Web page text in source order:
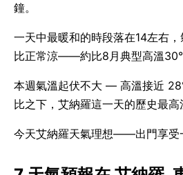
鐘。
一天中最暖和的時段落在14左右
比正常涼——約比8月典型高溫
本週氣溫起伏不大 — 高溫接近
比之下，艾納羅這一天的歷史最高
今天艾納羅天氣理想——出門享受